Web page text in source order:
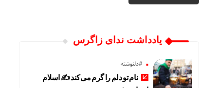
یادداشت ندای زاگرس
#دلنوشته
نام تو دلم را گرم می‌کند ✍️ اسلام